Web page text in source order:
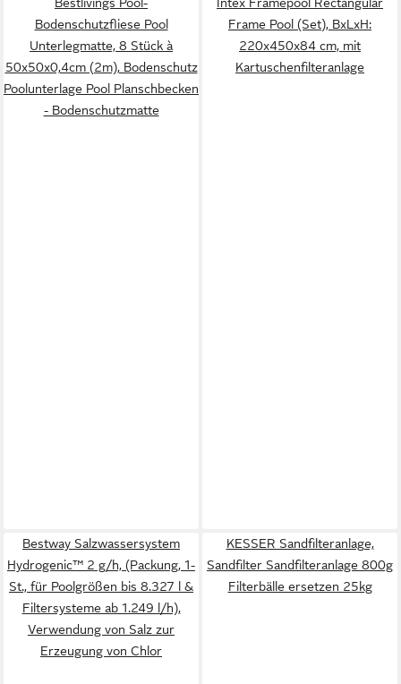
Bodenschutzfliese Pool
Unterlegmatte, 8 Stück à
50x50x0,4cm (2m), Bodenschutz
Poolunterlage Pool Planschbecken
- Bodenschutzmatte
Frame Pool (Set), BxLxH:
220x450x84 cm, mit
Kartuschenfilteranlage
Bestway Salzwassersystem
Hydrogenic™ 2 g/h, (Packung, 1-
St., für Poolgrößen bis 8.327 l &
Filtersysteme ab 1.249 l/h),
Verwendung von Salz zur
Erzeugung von Chlor
KESSER Sandfilteranlage,
Sandfilter Sandfilteranlage 800g
Filterbälle ersetzen 25kg